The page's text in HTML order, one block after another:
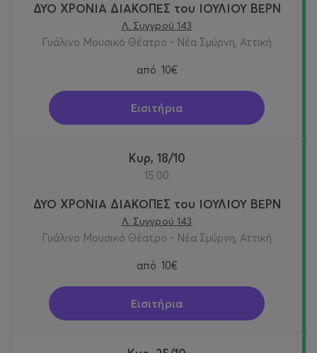
ΔΥΟ ΧΡΟΝΙΑ ΔΙΑΚΟΠΕΣ του ΙΟΥΛΙΟΥ ΒΕΡΝ
Λ. Συγγρού 143
Γυάλινο Μουσικό Θέατρο - Νέα Σμύρνη, Αττική
από 10€
Εισιτήρια
Κυρ, 18/10
15:00
ΔΥΟ ΧΡΟΝΙΑ ΔΙΑΚΟΠΕΣ του ΙΟΥΛΙΟΥ ΒΕΡΝ
Λ. Συγγρού 143
Γυάλινο Μουσικό Θέατρο - Νέα Σμύρνη, Αττική
από 10€
Εισιτήρια